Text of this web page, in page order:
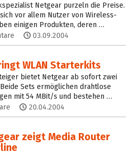
Netgear purzeln die Preise.
vor allem Nutzer von Wireless-
einigen Produkten, deren …
03.09.2004
WLAN Starterkits
bietet Netgear ab sofort zwei
Sets ermöglichen drahtlose
mit 54 MBit/s und bestehen …
20.04.2004
zeigt Media Router